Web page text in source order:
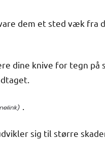
dem et sted væk fra
dine knive for tegn på
sig til større